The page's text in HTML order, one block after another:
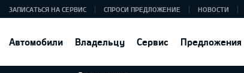
Автомобили Владельцу Сервис Предложения
ЗАПИСАТЬСЯ НА СЕРВИС СПРОСИ ПРЕДЛОЖЕНИЕ НОВОСТИ